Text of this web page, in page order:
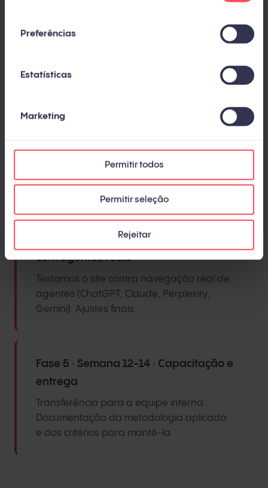
Preferências
Estatísticas
Marketing
Permitir todos
Permitir seleção
Rejeitar
antes de implementar.
com a sua equipe de desenvolvimento ou
com quem cuida do seu site.
Fase 4 · Semanas 10-12 · Validação
com agentes reais
Testamos o site contra navegação real de
agentes (ChatGPT, Claude, Perplexity,
Gemini). Ajustes finais.
Fase 5 · Semana 12-14 · Capacitação e
entrega
Transferência para a equipe interna.
Documentação da metodologia aplicada
e dos critérios para mantê-la.